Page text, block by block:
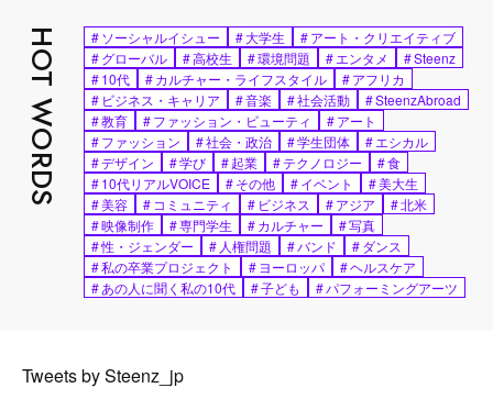
HOT WORDS #ソーシャルイシュー #大学生 #アート・クリエイティブ
#グローバル #高校生 #環境問題 #エンタメ #Steenz
#10代 #カルチャー・ライフスタイル #アフリカ
# ビジネス・キャリア #音楽 #社会活動 #SteenzAbroad
#教育 #ファッション・ビューティ #アート
#ファッション #社会・政治 #学生団体 #エシカル
#デザイン #学び #起業 #テクノロジー #食
#10代リアルVOICE #その他 #イベント #美大生
#美容 # コミュニティ # ビジネス #アジア #北米
#映像制作 #専門学生 #カルチャー #写真
#性・ジェンダー # 人権問題 #バンド #ダンス
#私の卒業プロジェクト #ヨーロッパ #ヘルスケア
#あの人に聞く私の10代 #子ども #パフォーミングアーツ
Tweets by Steenz_jp